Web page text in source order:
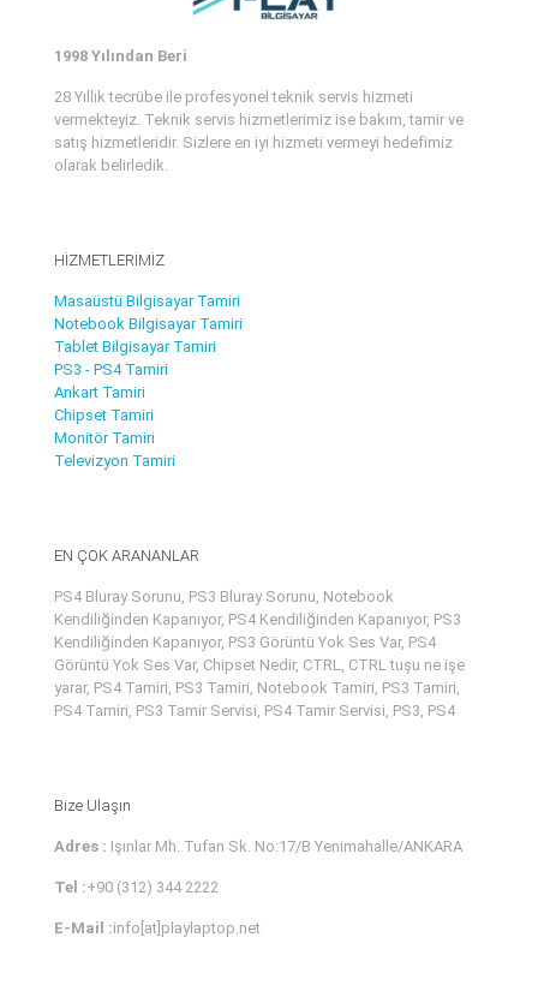
1998 Yılından Beri
28 Yıllık tecrübe ile profesyonel teknik servis hizmeti
vermekteyiz. Teknik servis hizmetlerimiz ise bakım, tamir ve
satış hizmetleridir. Sizlere en iyi hizmeti vermeyi hedefimiz
olarak belirledik.
HİZMETLERİMİZ
Masaüstü Bilgisayar Tamiri
Notebook Bilgisayar Tamiri
Tablet Bilgisayar Tamiri
PS3 - PS4 Tamiri
Ankart Tamiri
Chipset Tamiri
Monitör Tamiri
Televizyon Tamiri
EN ÇOK ARANANLAR
PS4 Bluray Sorunu, PS3 Bluray Sorunu, Notebook
Kendiliğinden Kapanıyor, PS4 Kendiliğinden Kapanıyor, PS3
Kendiliğinden Kapanıyor, PS3 Görüntü Yok Ses Var, PS4
Görüntü Yok Ses Var, Chipset Nedir, CTRL, CTRL tuşu ne işe
yarar, PS4 Tamiri, PS3 Tamiri, Notebook Tamiri, PS3 Tamiri,
PS4 Tamiri, PS3 Tamir Servisi, PS4 Tamir Servisi, PS3, PS4
Bize Ulaşın
Adres : Işınlar Mh. Tufan Sk. No:17/B Yenimahalle/ANKARA
Tel :+90 (312) 344 2222
E-Mail :info[at]playlaptop.net